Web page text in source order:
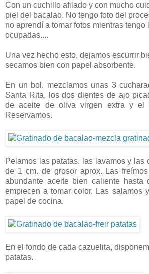
Con un cuchillo afilado y con mucho
piel del bacalao. No tengo foto del
no aprendí a tomar fotos mientras tengo
ocupadas....
Una vez hecho esto, dejamos escurrir
secamos bien con papel absorbente.
En un bol, mezclamos unas 3
Santa Rita, los dos dientes de ajo
de aceite de oliva virgen extra y el
Reservamos.
Pelamos las patatas, las lavamos y las
de 1 cm. de grosor aprox. Las
abundante aceite bien caliente hasta
empiecen a tomar color. Las salamos
papel de cocina.
En el fondo de cada cazuelita,
patatas.